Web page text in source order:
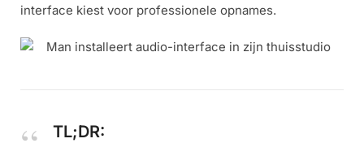
interface kiest voor professionele opnames.
TL;DR: